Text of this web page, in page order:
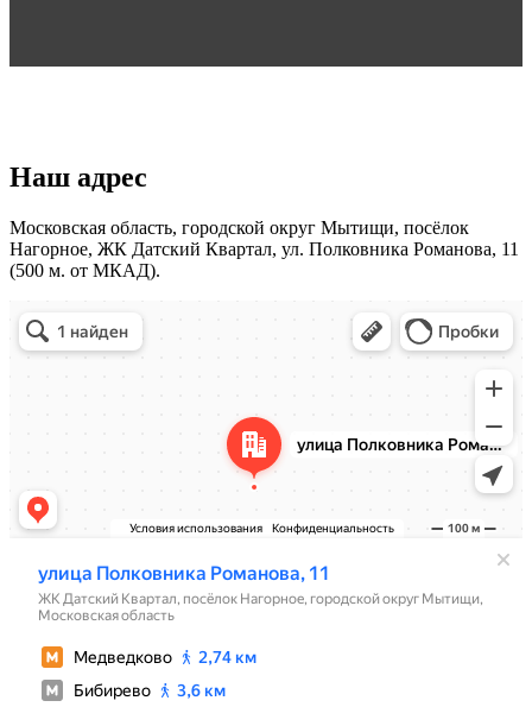
Наш адрес
Московская область, городской округ Мытищи, посёлок
Нагорное, ЖК Датский Квартал, ул. Полковника Романова, 11
(500 м. от МКАД).